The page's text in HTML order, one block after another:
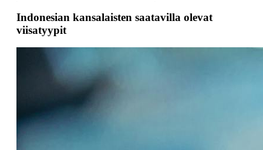
Indonesian kansalaisten saatavilla olevat
viisatyypit